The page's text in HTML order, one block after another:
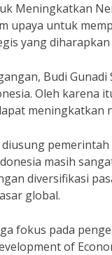
Meningkatkan
upaya untuk
yang
Budi
Oleh karena
meningkatkan
masih
diversifikasi
global.
fokus pada
of